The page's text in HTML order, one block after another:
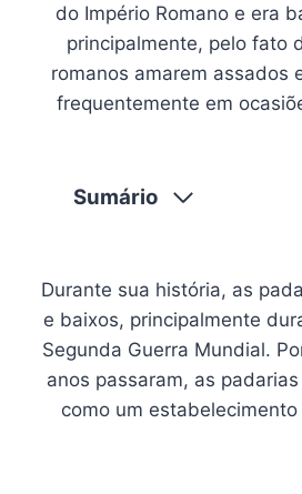
do Império Romano e era
principalmente, pelo fato
romanos amarem assados
frequentemente em
Sumário
Durante sua história, as
e baixos, principalmente
Segunda Guerra Mundial.
anos passaram, as
como um